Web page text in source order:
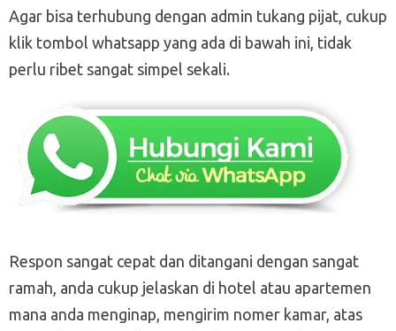
Agar bisa terhubung dengan admin tukang pijat, cukup
klik tombol whatsapp yang ada di bawah ini, tidak
perlu ribet sangat simpel sekali.
Respon sangat cepat dan ditangani dengan sangat
ramah, anda cukup jelaskan di hotel atau apartemen
mana anda menginap, mengirim nomer kamar, atas